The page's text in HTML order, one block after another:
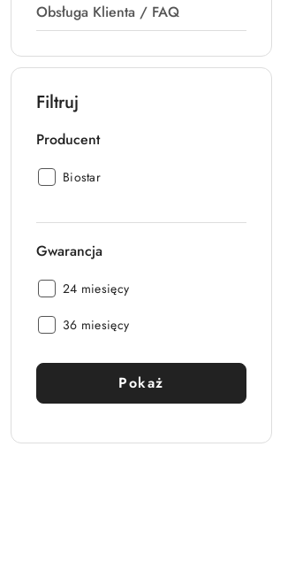
Obsługa Klienta / FAQ
Filtruj
Producent
Producent:
Biostar
Gwarancja
Gwarancja:
24 miesięcy
Gwarancja:
36 miesięcy
Pokaż